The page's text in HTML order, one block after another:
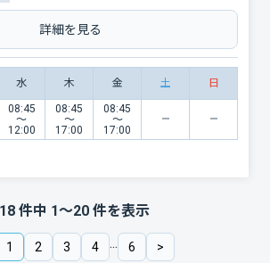
詳細を見る
水 木 金 土 日
08:45
〜
12:00
08:45
〜
17:00
08:45
〜
17:00
件中 1〜20 件を表示
1 2 3 4 ... 6 >